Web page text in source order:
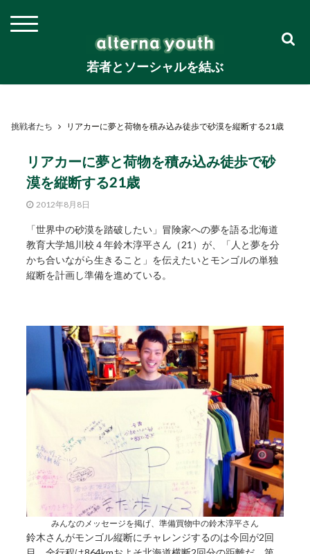
若者とソーシャルを結ぶ
挑戦者たち リアカーに夢と荷物を積み込み徒歩で砂漠を縦断する21歳
リアカーに夢と荷物を積み込み徒歩で砂
漠を縦断する21歳
2012年8月8日
「世界中の砂漠を踏破したい」冒険家への夢を語る北海道
教育大学旭川校４年鈴木淳平さん（21）が、「人と夢を分
かち合いながら生きること」を伝えたいとモンゴルの単独
縦断を計画し準備を進めている。
みんなのメッセージを掲げ、準備買物中の鈴木淳平さん
鈴木さんがモンゴル縦断にチャレンジするのは今回が2回